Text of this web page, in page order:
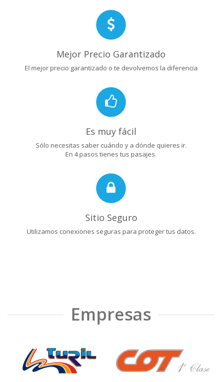
Mejor Precio Garantizado
El mejor precio garantizado o te devolvemos la diferencia
Es muy fácil
Sólo necesitas saber cuándo y a dónde quieres ir.
En 4 pasos tienes tus pasajes.
Sitio Seguro
Utilizamos conexiones seguras para proteger tus datos.
Empresas
❮ ❯